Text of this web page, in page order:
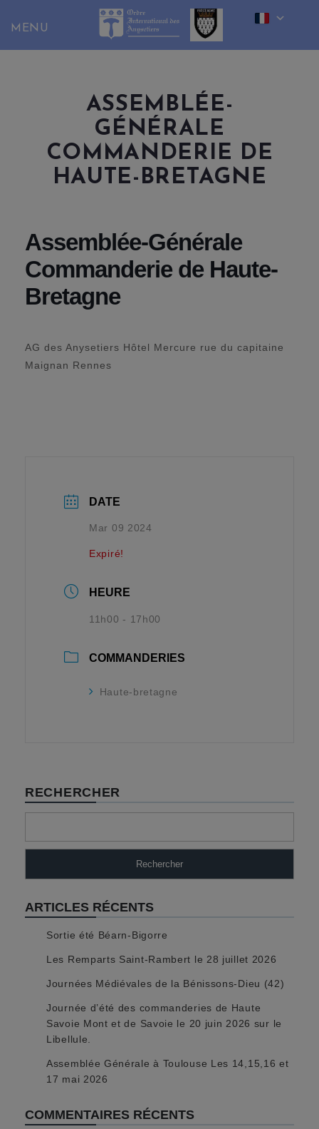
content
ASSEMBLÉE-
GÉNÉRALE
COMMANDERIE DE
HAUTE-BRETAGNE
Assemblée-Générale
Commanderie de Haute-
Bretagne
AG des Anysetiers Hôtel Mercure rue du capitaine
Maignan Rennes
DATE
Mar 09 2024
Expiré!
HEURE
11h00 - 17h00
COMMANDERIES
Haute-bretagne
RECHERCHER
Rechercher
ARTICLES RÉCENTS
Sortie été Béarn-Bigorre
Les Remparts Saint-Rambert le 28 juillet 2026
Journées Médiévales de la Bénissons-Dieu (42)
Journée d’été des commanderies de Haute
Savoie Mont et de Savoie le 20 juin 2026 sur le
Libellule.
Assemblée Générale à Toulouse Les 14,15,16 et
17 mai 2026
COMMENTAIRES RÉCENTS